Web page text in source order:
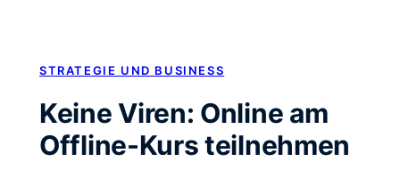
STRATEGIE UND BUSINESS
Keine Viren: Online am
Offline-Kurs teilnehmen